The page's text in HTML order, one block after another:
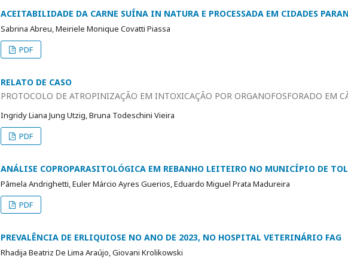
ACEITABILIDADE DA CARNE SUÍNA IN NATURA E PROCESSADA EM CIDADES
Sabrina Abreu, Meiriele Monique Covatti Piassa
PDF
RELATO DE CASO
PROTOCOLO DE ATROPINIZAÇÃO EM INTOXICAÇÃO POR ORGANOFOSFORADO EM
Ingridy Liana Jung Utzig, Bruna Todeschini Vieira
PDF
ANÁLISE COPROPARASITOLÓGICA EM REBANHO LEITEIRO NO MUNICÍPIO DE
Pâmela Andrighetti, Euler Márcio Ayres Guerios, Eduardo Miguel Prata Madureira
PDF
PREVALÊNCIA DE ERLIQUIOSE NO ANO DE 2023, NO HOSPITAL VETERINÁRIO FAG
Rhadija Beatriz De Lima Araújo, Giovani Krolikowski